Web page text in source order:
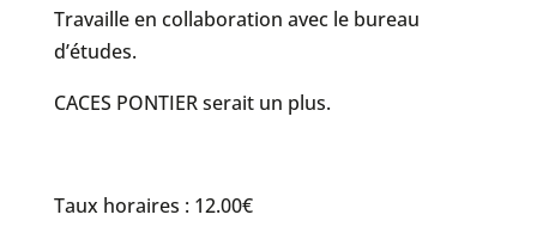
Travaille en collaboration avec le bureau
d’études.
CACES PONTIER serait un plus.
Taux horaires : 12.00€